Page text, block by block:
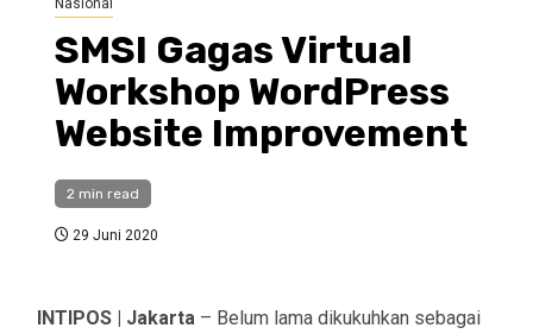
Nasional
SMSI Gagas Virtual
Workshop WordPress
Website Improvement
2 min read
29 Juni 2020
INTIPOS | Jakarta – Belum lama dikukuhkan sebagai